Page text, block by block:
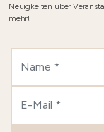
Neuigkeiten über
mehr!